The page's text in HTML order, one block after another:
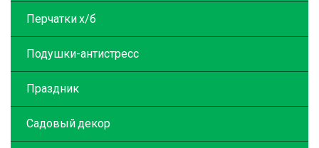
Перчатки х/б
Подушки-антистресс
Праздник
Садовый декор